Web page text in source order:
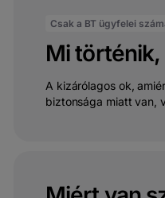
Csak a BT ügyfelei
Mi történik,
A kizárólagos ok,
biztonsága miatt van,